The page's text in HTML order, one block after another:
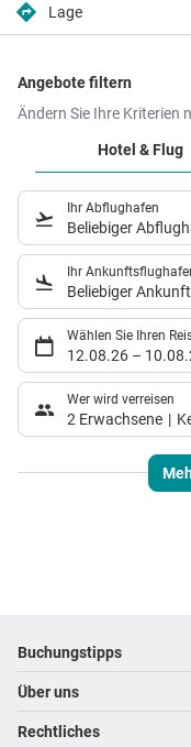
Lage
Angebote filtern
Ändern Sie Ihre Kriterien
Hotel & Flug
Ihr Abflughafen
Beliebiger
Ihr
Beliebiger
Wählen Sie Ihren
12.08.26 –
Wer wird verreisen
2 Erwachsene
Footer navigation
Buchungstipps
Warum im Reisebüro
Hoteltipps
Über uns
Kontakt
Rechtliches